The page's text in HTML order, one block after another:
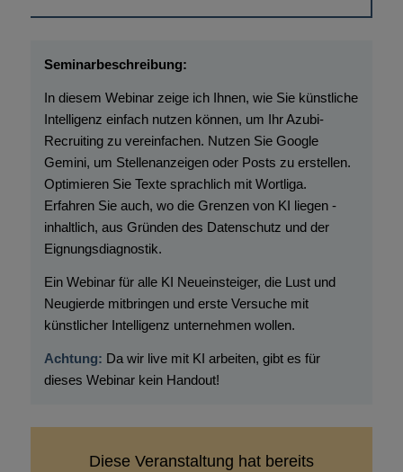
In diesem Webinar zeige ich Ihnen, wie Sie künstliche
Intelligenz einfach nutzen können, um Ihr Azubi-
Recruiting zu vereinfachen. Nutzen Sie Google
Gemini, um Stellenanzeigen oder Posts zu erstellen.
Optimieren Sie Texte sprachlich mit Wortliga.
Erfahren Sie auch, wo die Grenzen von KI liegen -
inhaltlich, aus Gründen des Datenschutz und der
Eignungsdiagnostik.
Ein Webinar für alle KI Neueinsteiger, die Lust und
Neugierde mitbringen und erste Versuche mit
künstlicher Intelligenz unternehmen wollen.
Achtung: Da wir live mit KI arbeiten, gibt es für
dieses Webinar kein Handout!
Diese Veranstaltung hat bereits